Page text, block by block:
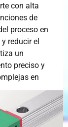
con alta
de
proceso en
reducir el
un
preciso y
en